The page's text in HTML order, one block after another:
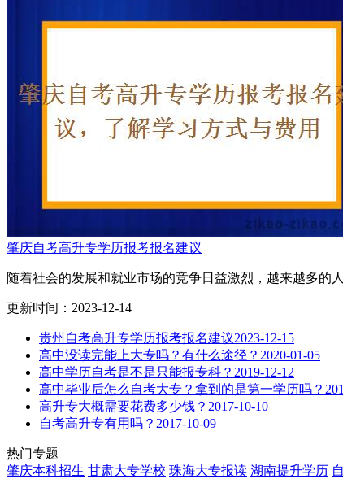
肇庆自考高升专学历报考报名建议
随着社会的发展和就业市场的竞争日益激烈，越来越多的
更新时间：2023-12-14
贵州自考高升专学历报考报名建议2023-12-15
高中没读完能上大专吗？有什么途径？ 2020-01-05
高中学历自考是不是只能报专科？ 2019-12-12
高中毕业后怎么自考大专？拿到的是第一学历吗？
高升专大概需要花费多少钱？ 2017-10-10
自考高升专有用吗？ 2017-10-09
热门专题
肇庆本科招生 甘肃大专学校 珠海大专报读 湖南提升学历